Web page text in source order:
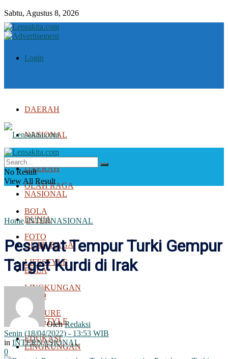
Sabtu, Agustus 8, 2026
Login
DAERAH
NASIONAL
DUNIA
OLAH RAGA
BOLA
FOTO
LIFESTYLE
LINGKUNGAN
FEATURE
EDUKASI
DAERAH
NASIONAL
DUNIA
OLAH RAGA
BOLA
FOTO
LIFESTYLE
LINGKUNGAN
No Result
View All Result
Home INTERNASIONAL
Pesawat Tempur Turki Gempur
Target Kurdi di Irak
Oleh Redaksi
Senin (18/04/2022) - 13:53 WIB
in INTERNASIONAL
0